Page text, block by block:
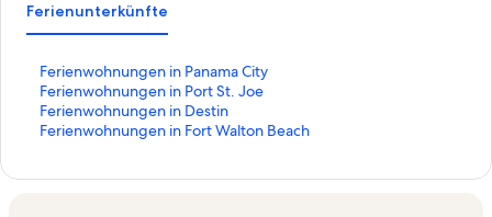
Ferienunterkünfte
Ferienwohnungen in Panama City
L
i
n
k
Ferienwohnungen in Port St. Joe
L
i
n
Ferienwohnungen in Destin
L
iFerienwohnungen in Fort Walton Beach
L